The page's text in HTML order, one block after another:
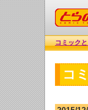
コミック
コミック
コ